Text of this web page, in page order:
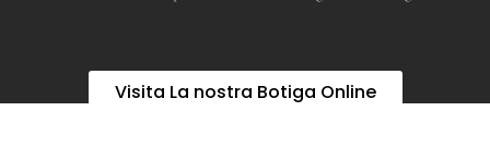
Visita La nostra Botiga Online